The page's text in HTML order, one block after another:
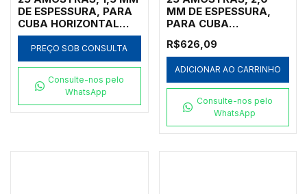
DE ESPESSURA, PARA
CUBA HORIZONTAL
MARCA CLEAVER
SCIENTIFIC MODELOS
MSMIDI7, MSMIDI10 E
MS10-25-1.5
PREÇO SOB CONSULTA
Consulte-nos pelo
WhatsApp
MM DE ESPESSURA,
PARA CUBA
CLEAVER SCIENTIFIC
MODELOS MSMAXI10,
MSMAXI15,
MSMAXI20, MSMAXI25
E MSMAXIDUO -
CÓDIGO MS20-25-2
R$626,09
ADICIONAR AO CARRINHO
Consulte-nos pelo
WhatsApp